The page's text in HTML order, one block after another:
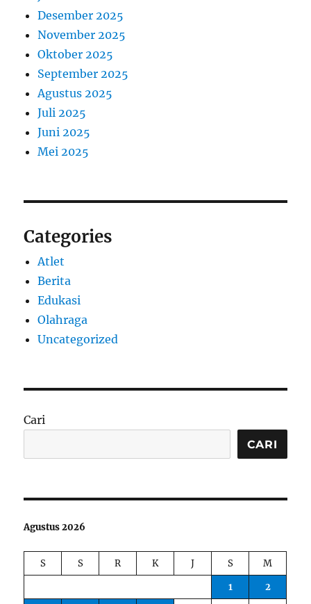
Desember 2025
November 2025
Oktober 2025
September 2025
Agustus 2025
Juli 2025
Juni 2025
Mei 2025
Categories
Atlet
Berita
Edukasi
Olahraga
Uncategorized
Cari
CARI
Agustus 2026
S S R K J S
M
1
2